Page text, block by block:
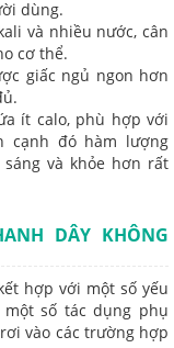
dùng.
và nhiều nước, cân
cơ thể.
giấc ngủ ngon hơn
ít calo, phù hợp với
cạnh đó hàm lượng
và khỏe hơn rất
DÂY KHÔNG
hợp với một số yếu
số tác dụng phụ
vào các trường hợp